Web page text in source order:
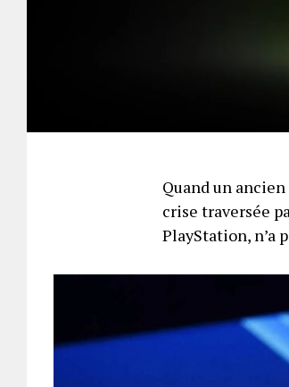
Quand un
crise traversée
PlayStation, n’a